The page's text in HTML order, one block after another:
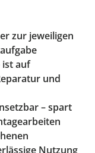
zur jeweiligen
ist auf
und
– spart
Nutzung